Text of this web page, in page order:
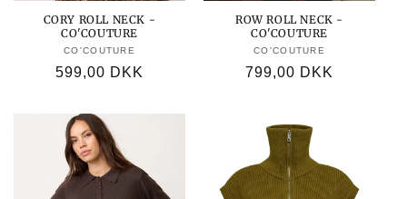
CORY ROLL NECK -
CO'COUTURE
Forhandler:
CO'COUTURE
Normalpris
599,00 DKK
ROW ROLL NECK -
CO'COUTURE
Forhandler:
CO'COUTURE
Normalpris
799,00 DKK